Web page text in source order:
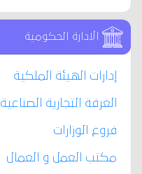
الادارة الحكومية
إدارات الهيئة الملكية
الغرفة التجارية الصناعية
فروع الوزارات
مكتب العمل و العمال